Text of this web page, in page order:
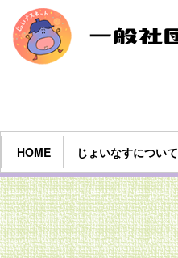
HOME じょいなすについて